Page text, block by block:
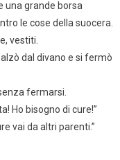
una grande borsa
le cose della suocera.
vestiti.
dal divano e si fermò
fermarsi.
Ho bisogno di cure!”
vai da altri parenti.”